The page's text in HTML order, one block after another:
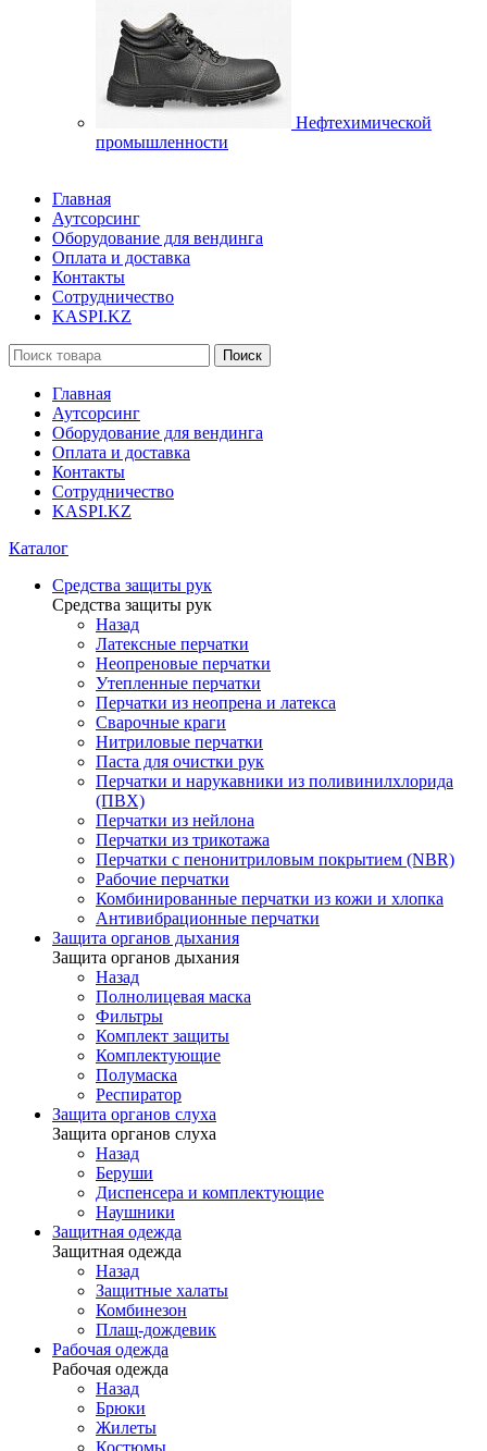
Нефтехимической
промышленности
Главная
Аутсорсинг
Оборудование для вендинга
Оплата и доставка
Контакты
Сотрудничество
KASPI.KZ
Поиск
Главная
Аутсорсинг
Оборудование для вендинга
Оплата и доставка
Контакты
Сотрудничество
KASPI.KZ
Каталог
Средства защиты рук
Средства защиты рук
Назад
Латексные перчатки
Неопреновые перчатки
Утепленные перчатки
Перчатки из неопрена и латекса
Сварочные краги
Нитриловые перчатки
Паста для очистки рук
Перчатки и нарукавники из поливинилхлорида
(ПВХ)
Перчатки из нейлона
Перчатки из трикотажа
Перчатки с пенонитриловым покрытием (NBR)
Рабочие перчатки
Комбинированные перчатки из кожи и хлопка
Антивибрационные перчатки
Защита органов дыхания
Защита органов дыхания
Назад
Полнолицевая маска
Фильтры
Комплект защиты
Комплектующие
Полумаска
Респиратор
Защита органов слуха
Защита органов слуха
Назад
Беруши
Диспенсера и комплектующие
Наушники
Защитная одежда
Защитная одежда
Назад
Защитные халаты
Комбинезон
Плащ-дождевик
Рабочая одежда
Рабочая одежда
Назад
Брюки
Жилеты
Костюмы